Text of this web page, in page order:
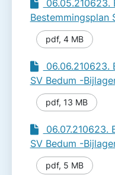
06.05.210623.
Bestemmingsplan
pdf, 4 MB
06.06.210623.
SV Bedum -
pdf, 13 MB
06.07.210623.
SV Bedum -
pdf, 5 MB